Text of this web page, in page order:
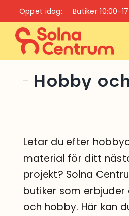
Fortsätt
till
innehållet
Öppet idag: Butiker 10:00-
Hobby
Letar du efter
material för ditt
projekt? Solna
butiker som
och hobby. Här kan